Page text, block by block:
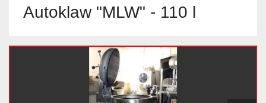
Autoklaw "MLW" - 110 l